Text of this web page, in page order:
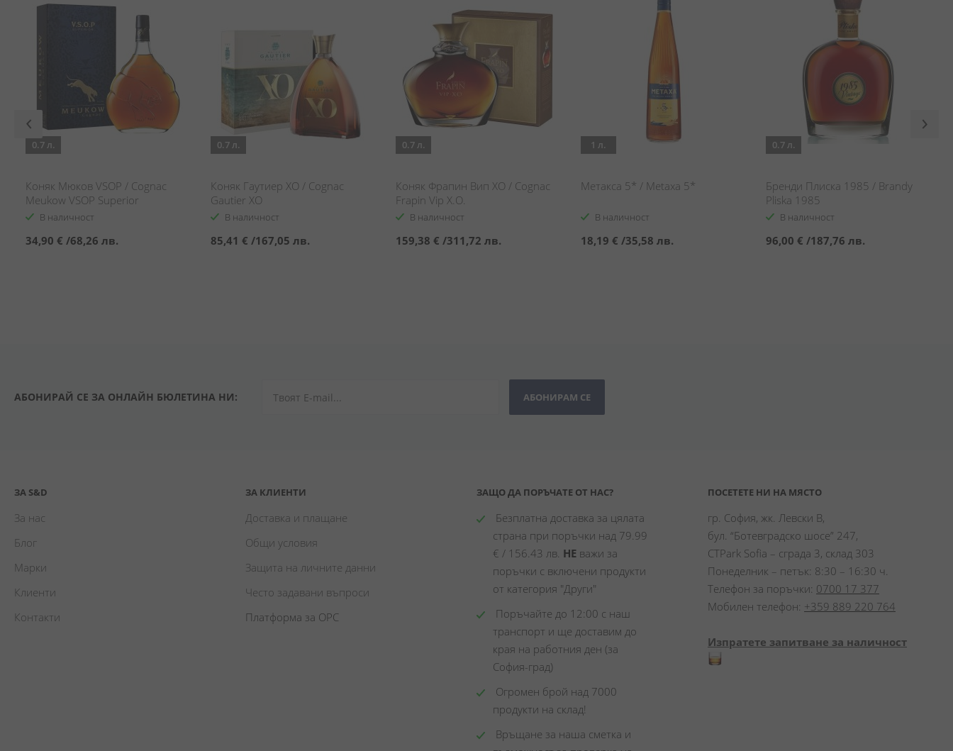
0.7 л.
Коняк Мюков VSOP / Cognac
Meukow VSOP Superior
В наличност
34,90 € /68,26 лв.
0.7 л.
Коняк Гаутиер XO / Cognac
Gautier XO
В наличност
85,41 € /167,05 лв.
0.7 л.
Коняк Фрапин Вип ХО / Cognac
Frapin Vip X.O.
В наличност
159,38 € /311,72 лв.
1 л.
Метакса 5* / Metaxa 5*
В наличност
18,19 € /35,58 лв.
0.7 л.
Бренди Плиска 1985 / Brandy
Pliska 1985
В наличност
96,00 € /187,76 лв.
АБОНИРАЙ СЕ ЗА ОНЛАЙН БЮЛЕТИНА НИ: АБОНИРАМ СЕ
ЗА S&D
За нас
Блог
Марки
Клиенти
Контакти
ЗА КЛИЕНТИ
Доставка и плащане
Общи условия
Защита на личните данни
Често задавани въпроси
Платформа за ОРС
ЗАЩО ДА ПОРЪЧАТЕ ОТ НАС?
Безплатна доставка за цялата
страна при поръчки над 79.99
€ / 156.43 лв. НЕ важи за
поръчки с включени продукти
от категория "Други"
Поръчайте до 12:00 с наш
транспорт и ще доставим до
края на работния ден (за
София-град)
Огромен брой над 7000
продукти на склад!
Връщане за наша сметка и
ПОСЕТЕТЕ НИ НА МЯСТО
гр. София, жк. Левски В,
бул. “Ботевградско шосе” 247,
CTPark Sofia – сграда 3, склад 303
Понеделник – петък: 8:30 – 16:30 ч.
Телефон за поръчки: 0700 17 377
Мобилен телефон: +359 889 220 764
Изпратете запитване за наличност